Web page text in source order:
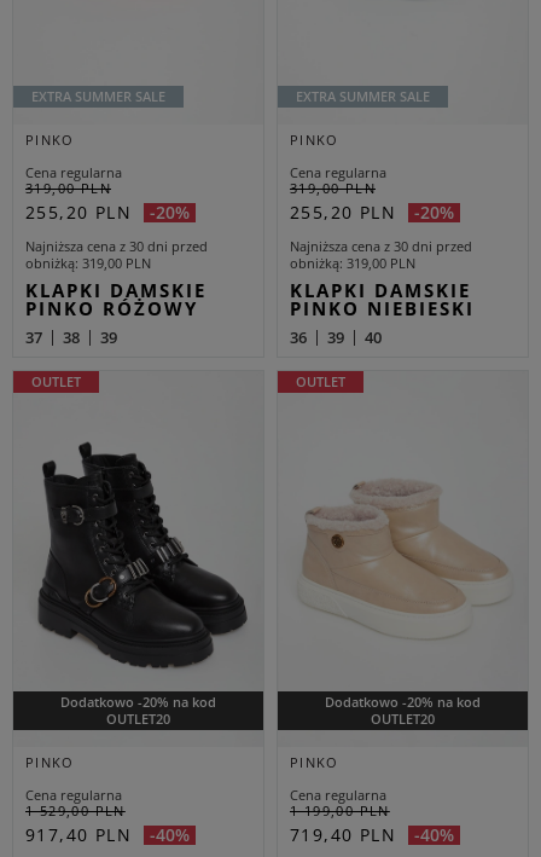
EXTRA SUMMER SALE
PINKO
Cena regularna
319,00 PLN
255,20 PLN -20%
Najniższa cena z 30 dni przed
obniżką 319,00 PLN
KLAPKI DAMSKIE
PINKO RÓŻOWY
37 38 39
EXTRA SUMMER SALE
PINKO
Cena regularna
319,00 PLN
255,20 PLN -20%
Najniższa cena z 30 dni przed
obniżką 319,00 PLN
KLAPKI DAMSKIE
PINKO NIEBIESKI
36 39 40
Dodatkowo -20% na kod
OUTLET20
OUTLET
PINKO
Cena regularna
1 529,00 PLN
917,40 PLN -40%
Dodatkowo -20% na kod
OUTLET20
OUTLET
PINKO
Cena regularna
1 199,00 PLN
719,40 PLN -40%